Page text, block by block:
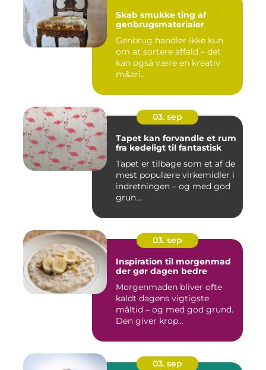
Skab smukke ting af
genbrugsmaterialer
Genbrug handler ikke kun
om at sortere affald – det
kan også være en kreativ
m&ari...
03. sep
Tapet kan forvandle et rum
fra kedeligt til fantastisk
Tapet er tilbage som et af de
mest populære virkemidler i
indretningen – og med god
grun...
03. sep
Inspiration til morgenmad
der gør dagen bedre
Morgenmaden bliver ofte
kaldt dagens vigtigste
måltid – og med god grund.
Den giver krop...
03. sep